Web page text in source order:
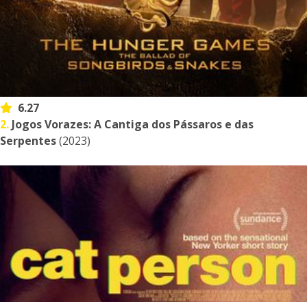
6.27
2. Jogos Vorazes: A Cantiga dos Pássaros e das
Serpentes(2023)